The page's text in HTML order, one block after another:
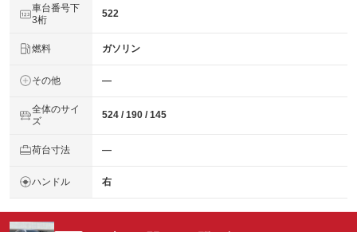
車台番号下
3桁
522
燃料 ガソリン
その他 ―
全体のサイ
ズ
524 / 190 / 145
荷台寸法 ―
ハンドル 右